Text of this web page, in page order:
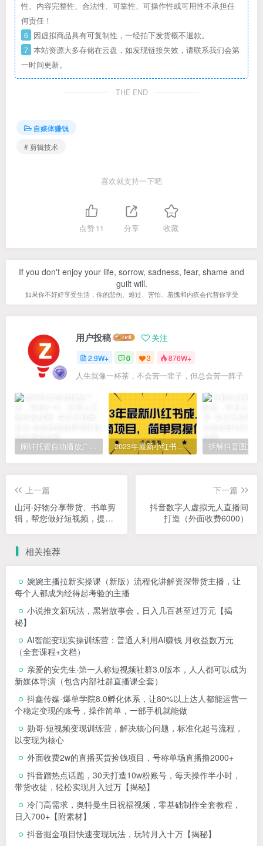
性、内容完整性、合法性、可靠性、可操作性或可用性不承担任
何责任！
6 因虚拟商品具有可复制性，一经拍下发货概不退款。
7 本站资源大多存储在云盘，如发现链接失效，请联系我们会第
一时间更新。
THE END
自媒体赚钱
# 剪辑技术
喜欢就支持一下吧
点赞11 分享 收藏
If you don't enjoy your life, sorrow, sadness, fear, shame and
guilt will.
如果你不好好享受生活，你的悲伤、难过、害怕、羞愧和内疚会代替你享受
用户投稿 关注
2.9W+ 0 3 876W+
人生就像一杯茶，不会苦一辈子，但总会苦一阵子
闹钟托管自动播放广告，单机5-10，无需人工操作 2023年最新小红书成人电商项目，简单易操作【详细教程】
上一篇
山河·好物分享带货、书单剪
辑，帮您做好短视频，提高
下一篇
抖音数字人虚拟无人直播间
打造（外面收费6000）
相关推荐
婉婉主播拉新实操课（新版）流程化讲解资深带货主播，让
每个人都成为经得起考验的主播
小说推文新玩法，黑岩故事会，日入几百甚至过万元【揭
秘】
AI智能变现实操训练营：普通人利用AI赚钱 月收益数万元
（全套课程+文档）
亲爱的安先生·第一人称短视频社群3.0版本，人人都可以成为
新媒体导演（包含内部社群直播课全套）
抖鑫传媒-爆单学院8.0孵化体系，让80%以上达人都能运营一
个稳定变现的账号，操作简单，一部手机就能做
勋哥·短视频变现训练营，解决核心问题，标准化起号流程，
以变现为核心
外面收费2w的直播买货捡钱项目，号称单场直播撸2000+
抖音蹭热点话题，30天打造10w粉账号，每天操作半小时，
带货收徒，轻松实现月入过万【揭秘】
冷门高需求，奥特曼生日祝福视频，零基础制作全套教程，
日入700+【附素材】
抖音掘金项目快速变现玩法，玩转月入十万【揭秘】